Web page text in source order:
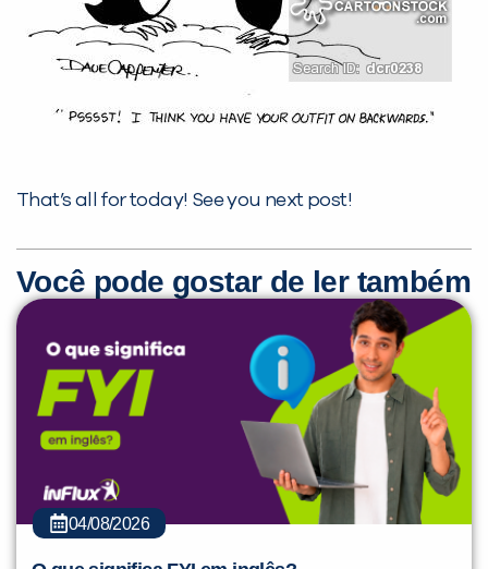
That’s all for today! See you next post!
Você pode gostar de ler também
04/08/2026